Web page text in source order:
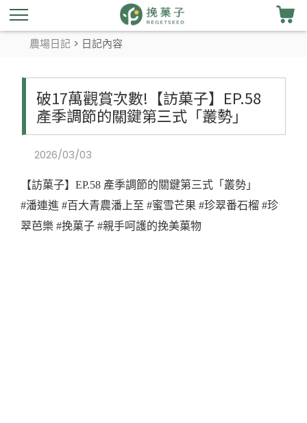
農場日記 > 日記內容
破17萬觀賞次數!【訪菓子】EP.58
產季調節的關鍵第三式「叢勢」
2026/03/03
【訪菓子】EP.58 產季調節的關鍵第三式「叢勢」
#潘連進 #百大青農潘上至 #蜜雪芒果 #珍翠番石榴 #珍
翠芭樂 #挽菓子 #親手呵護的挽美菓物